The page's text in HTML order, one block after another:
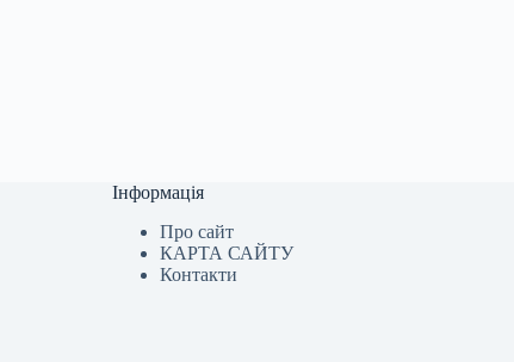
Інформація
Про сайт
КАРТА САЙТУ
Контакти